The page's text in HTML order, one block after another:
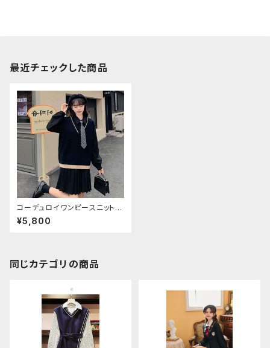
最近チェックした商品
コーデュロイワンピースニットス
リーピースセットアップ
¥5,800
同じカテゴリの商品